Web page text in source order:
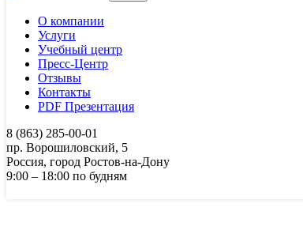
О компании
Услуги
Учебный центр
Пресс-Центр
Отзывы
Контакты
PDF Презентация
8 (863) 285-00-01
пр. Ворошиловский, 5
Россия, город Ростов-на-Дону
9:00 – 18:00 по будням